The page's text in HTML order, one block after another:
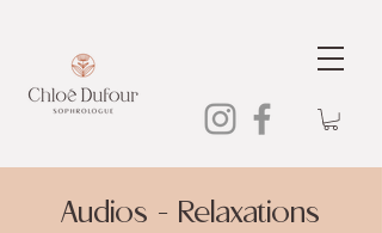
Audios - Relaxations